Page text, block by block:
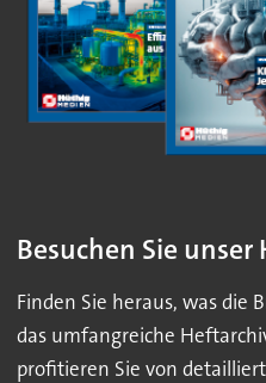
Besuchen Sie
Finden Sie heraus, was die
das umfangreiche
profitieren Sie von